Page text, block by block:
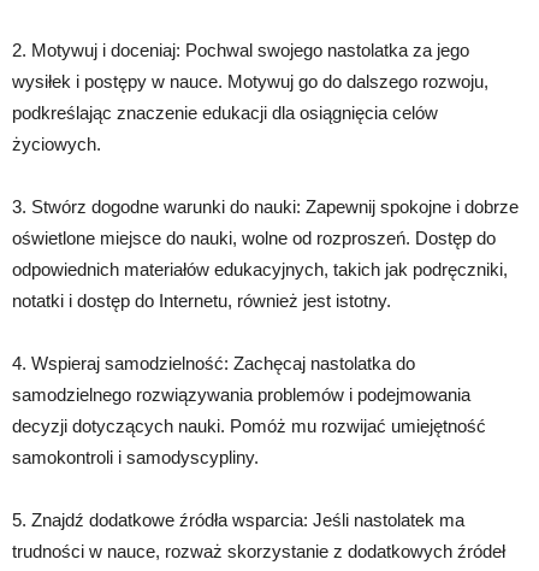
2. Motywuj i doceniaj: Pochwal swojego nastolatka za jego
wysiłek i postępy w nauce. Motywuj go do dalszego rozwoju,
podkreślając znaczenie edukacji dla osiągnięcia celów
życiowych.
3. Stwórz dogodne warunki do nauki: Zapewnij spokojne i dobrze
oświetlone miejsce do nauki, wolne od rozproszeń. Dostęp do
odpowiednich materiałów edukacyjnych, takich jak podręczniki,
notatki i dostęp do Internetu, również jest istotny.
4. Wspieraj samodzielność: Zachęcaj nastolatka do
samodzielnego rozwiązywania problemów i podejmowania
decyzji dotyczących nauki. Pomóż mu rozwijać umiejętność
samokontroli i samodyscypliny.
5. Znajdź dodatkowe źródła wsparcia: Jeśli nastolatek ma
trudności w nauce, rozważ skorzystanie z dodatkowych źródeł